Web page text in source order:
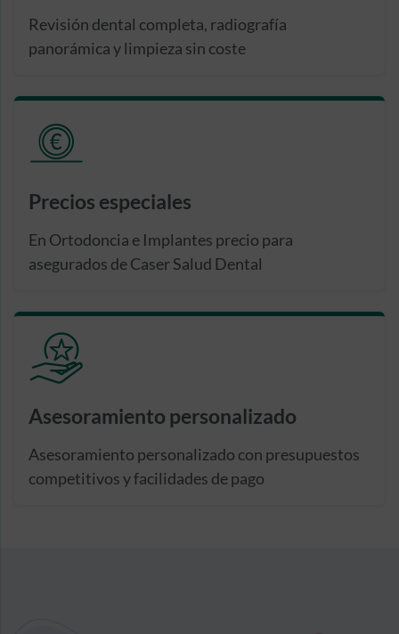
Revisión dental completa, radiografía
panorámica y limpieza sin coste
Precios especiales
En Ortodoncia e Implantes precio para
asegurados de Caser Salud Dental
Asesoramiento personalizado
Asesoramiento personalizado con presupuestos
competitivos y facilidades de pago